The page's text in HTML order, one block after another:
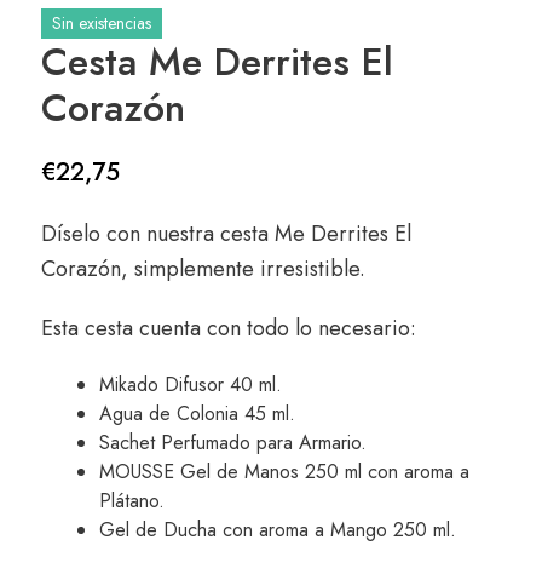
Cesta Me Derrites El
Corazón
€22,75
Díselo con nuestra cesta Me Derrites El
Corazón, simplemente irresistible.
Esta cesta cuenta con todo lo necesario:
Mikado Difusor 40 ml.
Agua de Colonia 45 ml.
Sachet Perfumado para Armario.
MOUSSE Gel de Manos 250 ml con aroma a
Plátano.
Gel de Ducha con aroma a Mango 250 ml.
Sin existencias